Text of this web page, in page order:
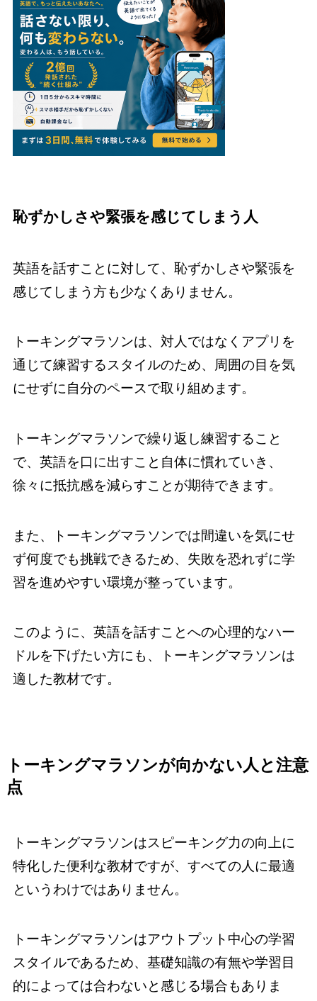
恥ずかしさや緊張を感じてしまう人
英語を話すことに対して、恥ずかしさや緊張を
感じてしまう方も少なくありません。
トーキングマラソンは、対人ではなくアプリを
通じて練習するスタイルのため、周囲の目を気
にせずに自分のペースで取り組めます。
トーキングマラソンで繰り返し練習すること
で、英語を口に出すこと自体に慣れていき、
徐々に抵抗感を減らすことが期待できます。
また、トーキングマラソンでは間違いを気にせ
ず何度でも挑戦できるため、失敗を恐れずに学
習を進めやすい環境が整っています。
このように、英語を話すことへの心理的なハー
ドルを下げたい方にも、トーキングマラソンは
適した教材です。
トーキングマラソンが向かない人と注意
点
トーキングマラソンはスピーキング力の向上に
特化した便利な教材ですが、すべての人に最適
というわけではありません。
トーキングマラソンはアウトプット中心の学習
スタイルであるため、基礎知識の有無や学習目
的によっては合わないと感じる場合もありま